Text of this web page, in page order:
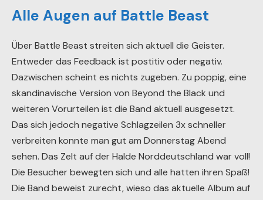
Alle Augen auf Battle Beast
Über Battle Beast streiten sich aktuell die Geister.
Entweder das Feedback ist postitiv oder negativ.
Dazwischen scheint es nichts zugeben. Zu poppig, eine
skandinavische Version von Beyond the Black und
weiteren Vorurteilen ist die Band aktuell ausgesetzt.
Das sich jedoch negative Schlagzeilen 3x schneller
verbreiten konnte man gut am Donnerstag Abend
sehen. Das Zelt auf der Halde Norddeutschland war voll!
Die Besucher bewegten sich und alle hatten ihren Spaß!
Die Band beweist zurecht, wieso das aktuelle Album auf